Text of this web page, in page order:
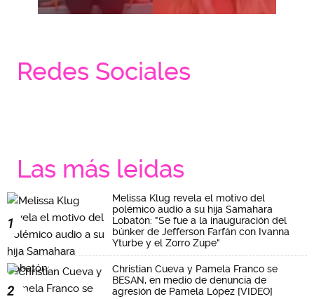
Redes Sociales
Las más leidas
1
Melissa Klug revela el motivo del
polémico audio a su hija Samahara
Lobatón: "Se fue a la inauguración del
búnker de Jefferson Farfán con Ivanna
Yturbe y el Zorro Zupe"
2
Christian Cueva y Pamela Franco se
BESAN, en medio de denuncia de
agresión de Pamela López [VIDEO]